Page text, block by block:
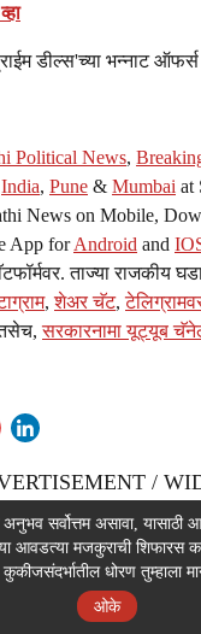
डील्स'च्या भन्नाट ऑफर्स
Political News,
India, Pune & Mumbai at
News on Mobile,
App forAndroid and
ताज्या राजकीय
,शेअर चॅट,
तसेच,सरकारनामा यूट्यूब
/
/
/
सर्वोत्तम असावा, यासाठी
आवडत्या मजकुराची शिफारस
धोरण तुम्हाला
ओके